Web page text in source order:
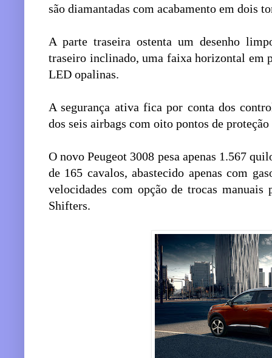
são diamantadas com acabamento em dois
A parte traseira ostenta um desenho
traseiro inclinado, uma faixa horizontal em
LED opalinas.
A segurança ativa fica por conta dos
dos seis airbags com oito pontos de
O novo Peugeot 3008 pesa apenas 1.567
de 165 cavalos, abastecido apenas com
velocidades com opção de trocas
Shifters.